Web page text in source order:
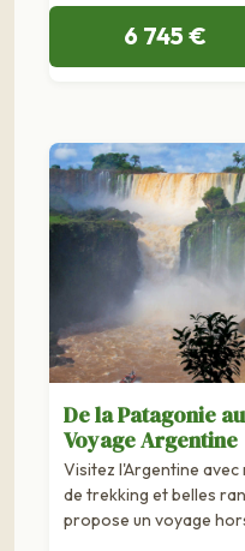
6 745 €
De la Patagonie
Voyage Argentine
Visitez l'Argentine
de trekking et belles
propose un voyage